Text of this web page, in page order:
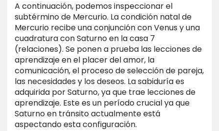
A continuación, podemos inspeccionar el
subtérmino de Mercurio. La condición natal de
Mercurio recibe una conjunción con Venus y una
cuadratura con Saturno en la casa 7
(relaciones). Se ponen a prueba las lecciones de
aprendizaje en el placer del amor, la
comunicación, el proceso de selección de pareja,
las necesidades y los deseos. La sabiduría es
adquirida por Saturno, ya que trae lecciones de
aprendizaje. Este es un período crucial ya que
Saturno en tránsito actualmente está
aspectando esta configuración.